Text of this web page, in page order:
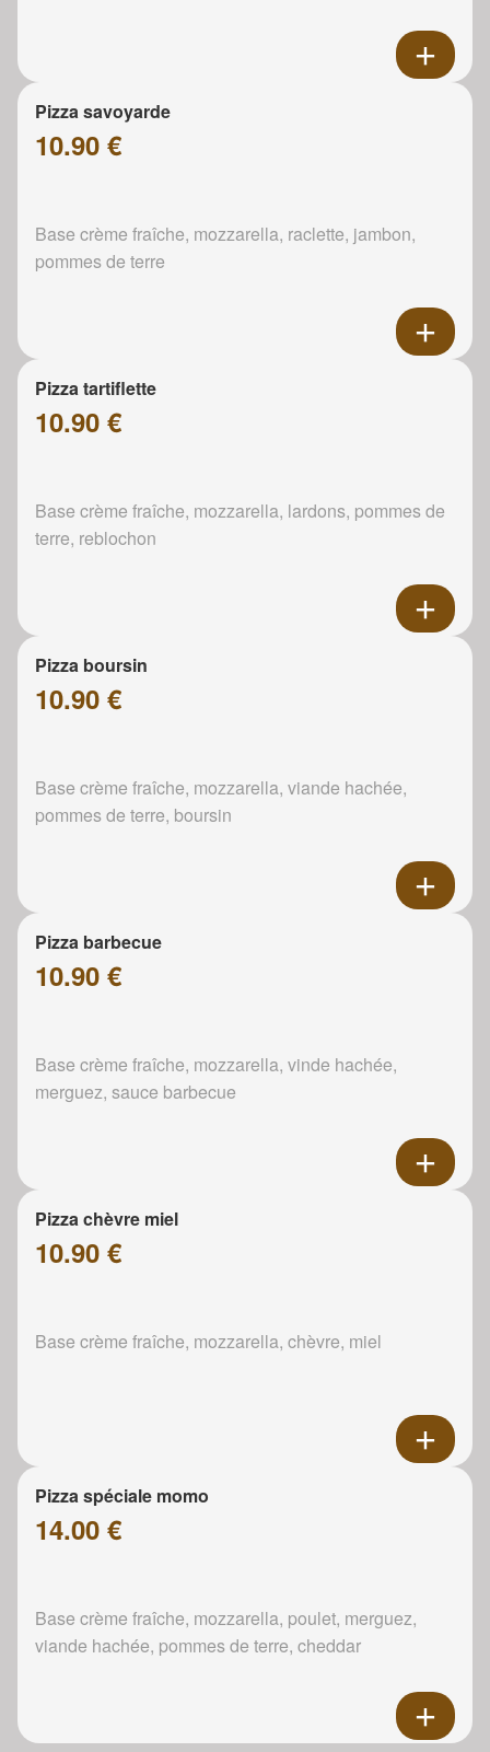
Pizza savoyarde
10.90 €
Base crème fraîche, mozzarella, raclette, jambon,
pommes de terre
Pizza tartiflette
10.90 €
Base crème fraîche, mozzarella, lardons, pommes de
terre, reblochon
Pizza boursin
10.90 €
Base crème fraîche, mozzarella, viande hachée,
pommes de terre, boursin
Pizza barbecue
10.90 €
Base crème fraîche, mozzarella, vinde hachée,
merguez, sauce barbecue
Pizza chèvre miel
10.90 €
Base crème fraîche, mozzarella, chèvre, miel
Pizza spéciale momo
14.00 €
Base crème fraîche, mozzarella, poulet, merguez,
viande hachée, pommes de terre, cheddar